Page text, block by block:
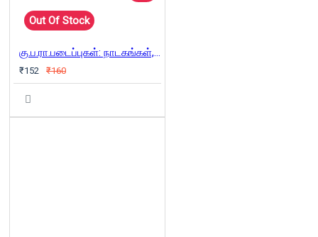
Out Of Stock
கு.ப.ரா.படைப்புகள்: நாடகங்கள், கவிதைகள்
₹152 ₹160